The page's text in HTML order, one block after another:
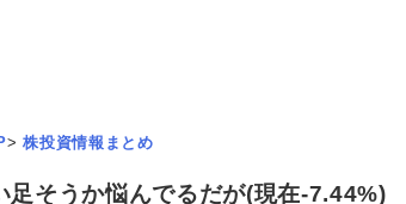
> 株投資情報まとめ
足そうか悩んでるだが(現在-7.44%)